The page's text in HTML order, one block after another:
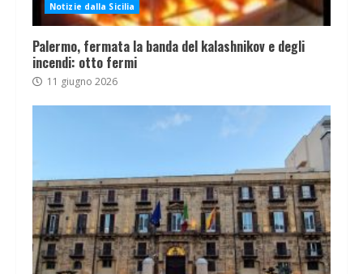
Notizie dalla Sicilia
Palermo, fermata la banda del kalashnikov e degli
incendi: otto fermi
11 giugno 2026